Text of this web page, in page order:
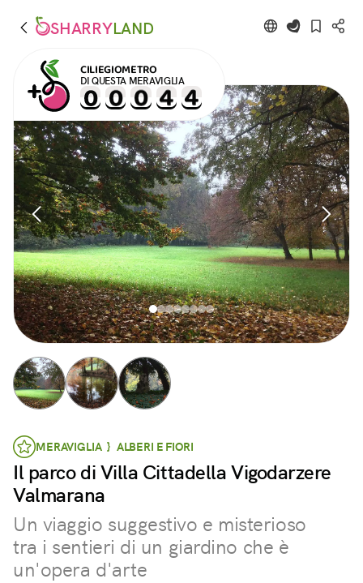
SHARRYLAND
CILIEGIOMETRO
DI QUESTA MERAVIGLIA
MERAVIGLIA } ALBERI E FIORI
Il parco di Villa Cittadella Vigodarzere
Valmarana
Un viaggio suggestivo e misterioso
tra i sentieri di un giardino che è
un'opera d'arte